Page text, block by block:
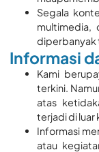
Segala
multimedia,
diperbanyak
Informasi
Kami
terkini.
atas
terjadi di luar
Informasi
atau